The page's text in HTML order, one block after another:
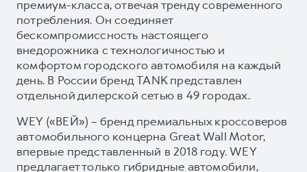
премиум-класса, отвечая тренду современного
потребления. Он соединяет
бескомпромиссность настоящего
внедорожника с технологичностью и
комфортом городского автомобиля на каждый
день. В России бренд TANK представлен
отдельной дилерской сетью в 49 городах.
WEY («ВЕЙ») – бренд премиальных кроссоверов
автомобильного концерна Great Wall Motor,
впервые представленный в 2018 году. WEY
предлагает только гибридные автомобили,